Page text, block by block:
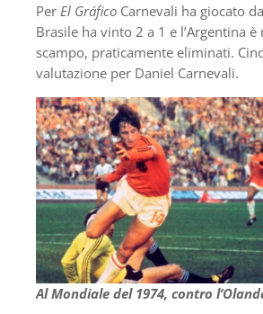
Per El Gráfico Carnevali ha giocato
Brasile ha vinto 2 a 1 e l’Argentina è
scampo, praticamente eliminati.
valutazione per Daniel Carnevali.
Al Mondiale del 1974, contro